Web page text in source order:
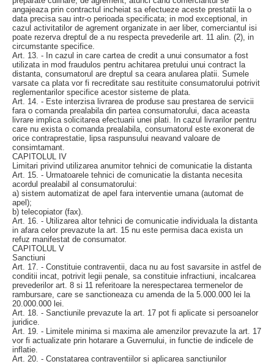
angajeaza prin contractul incheiat sa efectueze aceste prestatii la o
data precisa sau intr-o perioada specificata; in mod exceptional, in
cazul activitatilor de agrement organizate in aer liber, comerciantul isi
poate rezerva dreptul de a nu respecta prevederile art. 11 alin. (2), in
circumstante specifice.
Art. 13. - In cazul in care cartea de credit a unui consumator a fost
utilizata in mod fraudulos pentru achitarea pretului unui contract la
distanta, consumatorul are dreptul sa ceara anularea platii. Sumele
varsate ca plata vor fi recreditate sau restituite consumatorului potrivit
reglementarilor specifice acestor sisteme de plata.
Art. 14. - Este interzisa livrarea de produse sau prestarea de servicii
fara o comanda prealabila din partea consumatorului, daca aceasta
livrare implica solicitarea efectuarii unei plati. In cazul livrarilor pentru
care nu exista o comanda prealabila, consumatorul este exonerat de
orice contraprestatie, lipsa raspunsului neavand valoare de
consimtamant.
CAPITOLUL IV
Limitari privind utilizarea anumitor tehnici de comunicatie la distanta
Art. 15. - Urmatoarele tehnici de comunicatie la distanta necesita
acordul prealabil al consumatorului:
a) sistem automatizat de apel fara interventie umana (automat de
apel);
b) telecopiator (fax).
Art. 16. - Utilizarea altor tehnici de comunicatie individuala la distanta
in afara celor prevazute la art. 15 nu este permisa daca exista un
refuz manifestat de consumator.
CAPITOLUL V
Sanctiuni
Art. 17. - Constituie contraventii, daca nu au fost savarsite in astfel de
conditii incat, potrivit legii penale, sa constituie infractiuni, incalcarea
prevederilor art. 8 si 11 referitoare la nerespectarea termenelor de
rambursare, care se sanctioneaza cu amenda de la 5.000.000 lei la
20.000.000 lei.
Art. 18. - Sanctiunile prevazute la art. 17 pot fi aplicate si persoanelor
juridice.
Art. 19. - Limitele minima si maxima ale amenzilor prevazute la art. 17
vor fi actualizate prin hotarare a Guvernului, in functie de indicele de
inflatie.
Art. 20. - Constatarea contraventiilor si aplicarea sanctiunilor